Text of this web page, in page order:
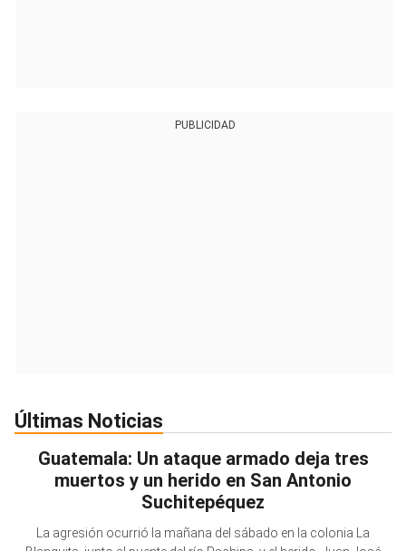
PUBLICIDAD
Últimas Noticias
Guatemala: Un ataque armado deja tres
muertos y un herido en San Antonio
Suchitepéquez
La agresión ocurrió la mañana del sábado en la colonia La